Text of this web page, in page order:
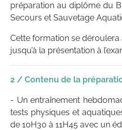
préparation au diplôme du
Secours et Sauvetage
Cette formation se déroulera
jusqu’à la présentation à
2 / Contenu de la
- Un entraînement
tests physiques et
de 10H30 à 11H45 avec un